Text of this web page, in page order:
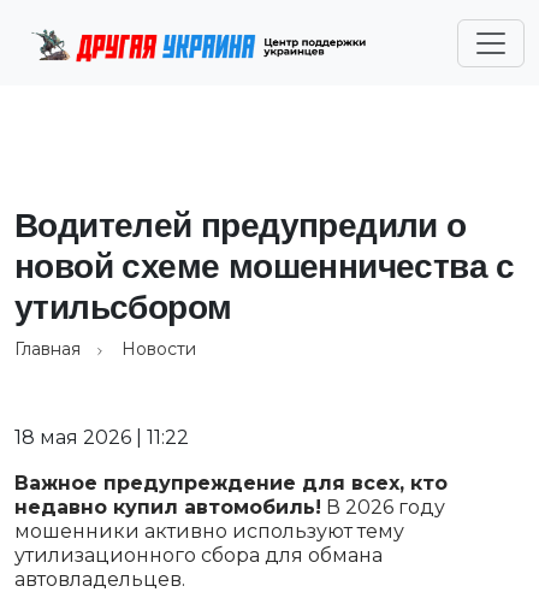
Водителей предупредили о
новой схеме мошенничества с
утильсбором
Главная Новости
18 мая 2026 | 11:22
Важное предупреждение для всех, кто
недавно купил автомобиль! В 2026 году
мошенники активно используют тему
утилизационного сбора для обмана
автовладельцев.